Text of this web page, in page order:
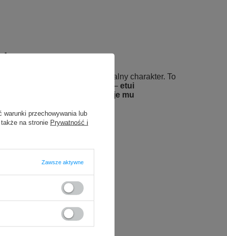
kolor nadaje etui indywidualny charakter. To
estetykę i funkcjonalność – etui
też przyciąga wzrok i nadaje mu
warunki przechowywania lub
na stronie Prywatność i
Zawsze aktywne